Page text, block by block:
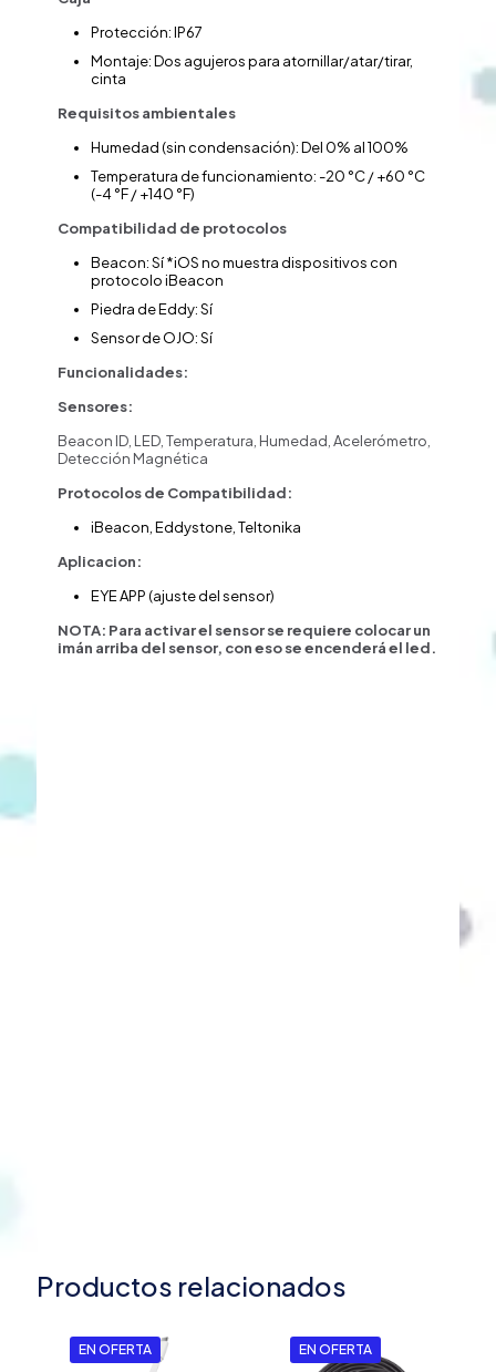
Protección: IP67
Montaje: Dos agujeros para atornillar/atar/tirar,
cinta
Requisitos ambientales
Humedad (sin condensación): Del 0% al 100%
Temperatura de funcionamiento: -20 °C / +60 °C
(-4 °F / +140 °F)
Compatibilidad de protocolos
Beacon: Sí *iOS no muestra dispositivos con
protocolo iBeacon
Piedra de Eddy: Sí
Sensor de OJO: Sí
Funcionalidades:
Sensores:
Beacon ID, LED, Temperatura, Humedad, Acelerómetro,
Detección Magnética
Protocolos de Compatibilidad:
iBeacon, Eddystone, Teltonika
Aplicacion:
EYE APP (ajuste del sensor)
NOTA: Para activar el sensor se requiere colocar un
imán arriba del sensor, con eso se encenderá el led.
Productos relacionados
EN OFERTA EN OFERTA